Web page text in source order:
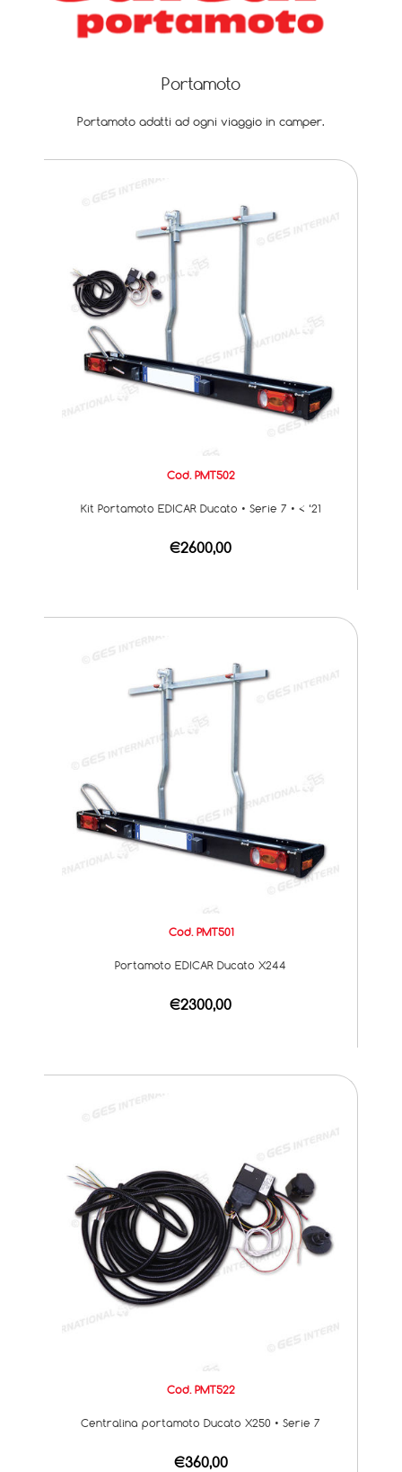
Portamoto
Portamoto adatti ad ogni viaggio in camper.
Cod. PMT502
Kit Portamoto EDICAR Ducato • Serie 7 • < ‘21
€2600,00
Cod. PMT501
Portamoto EDICAR Ducato X244
€2300,00
Cod. PMT522
Centralina portamoto Ducato X250 • Serie 7
€360,00